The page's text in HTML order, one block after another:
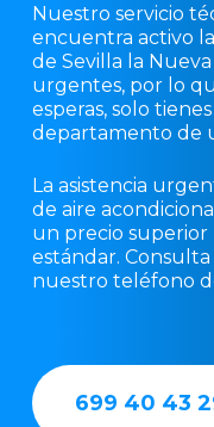
Nuestro servicio
encuentra activo
de Sevilla la
urgentes, por lo
esperas, solo
departamento de
La asistencia
de aire
un precio superior
estándar.
nuestro teléfono
699 40 43